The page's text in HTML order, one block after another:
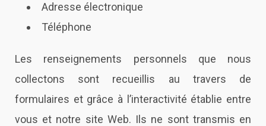
Adresse électronique
Téléphone
Les renseignements personnels que nous
collectons sont recueillis au travers de
formulaires et grâce à l’interactivité établie entre
vous et notre site Web. Ils ne sont transmis en